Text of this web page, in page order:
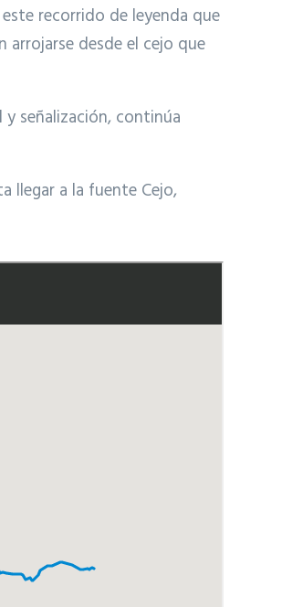
recorrido de leyenda que
desde el cejo que
señalización, continúa
llegar a la fuente Cejo,